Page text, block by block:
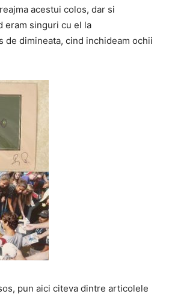
acestui colos, dar si
eram singuri cu el la
de dimineata, cind inchideam ochii
pun aici citeva dintre articolele